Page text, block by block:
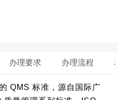
办理要求 办理流程
QMS 标准，源自国际广